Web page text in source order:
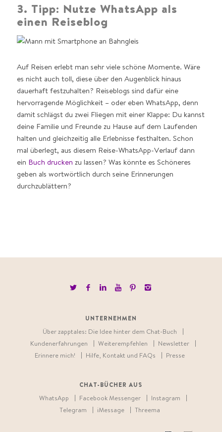
3. Tipp: Nutze WhatsApp als
einen Reiseblog
Auf Reisen erlebt man sehr viele schöne Momente. Wäre
es nicht auch toll, diese über den Augenblick hinaus
dauerhaft festzuhalten? Reiseblogs sind dafür eine
hervorragende Möglichkeit – oder eben WhatsApp, denn
damit schlägst du zwei Fliegen mit einer Klappe: Du kannst
deine Familie und Freunde zu Hause auf dem Laufenden
halten und gleichzeitig alle Erlebnisse festhalten. Schon
mal überlegt, aus diesem Reise-WhatsApp-Verlauf dann
ein Buch drucken zu lassen? Was könnte es Schöneres
geben als wortwörtlich durch seine Erinnerungen
durchzublättern?
UNTERNEHMEN
Über zapptales: Die Idee hinter dem Chat-Buch
Kundenerfahrungen
Weiterempfehlen
Newsletter
Erinnere mich!
Hilfe, Kontakt und FAQs Presse
CHAT-BÜCHER AUS
WhatsApp Facebook Messenger
Instagram
Telegram
iMessage Threema